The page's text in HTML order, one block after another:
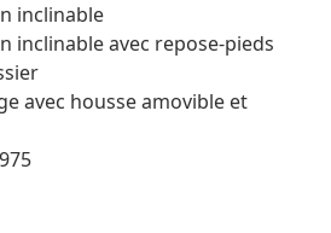
inclinable
inclinable avec repose-pieds
avec housse amovible et